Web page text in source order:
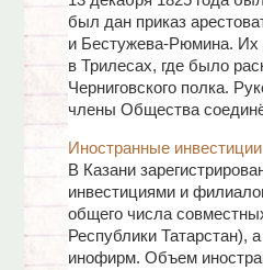
был дан приказ
и Бестужева-Рюмина. Их
в Трилесах, где было
Черниговского полка.
члены Общества
Иностранные инвестиции
В Казани
инвестициями и
общего числа
Республики Татарстан),
инофирм. Объем